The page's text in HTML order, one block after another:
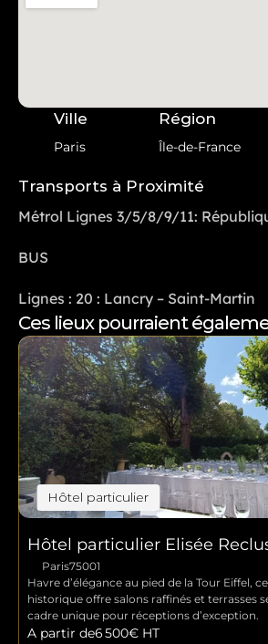
Ville
Paris
Région
Île-de-France
Transports à Proximité
Métrol Lignes 3/5/8/9/11:
BUS
Lignes : 20 : Lancry – Saint-Martin
Ces lieux pourraient
Hôtel particulier
Hôtel particulier Elisée
Paris75001
Havre d’élégance au pied de la Tour Eiffel,
historique offre salons raffinés et terrasses
cadre unique pour réceptions d’exception.
A partir de6 500€ HT